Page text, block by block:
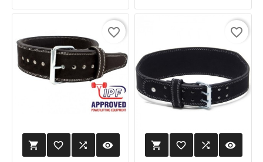
 favorite_border  visibility
favorite_border
 favorite_border  visibility
favorite_border